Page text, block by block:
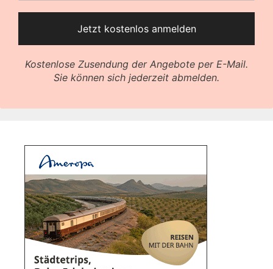
Kostenlose Zusendung der Angebote per E-Mail.
Sie können sich jederzeit abmelden.